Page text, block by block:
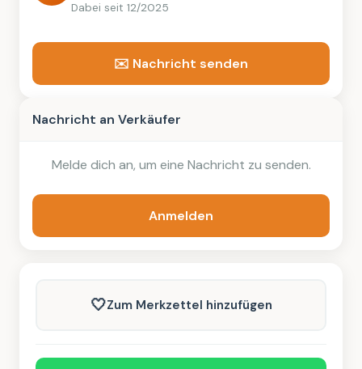
Dabei seit 12/2025
✉️ Nachricht senden
Nachricht an Verkäufer
Melde dich an, um eine Nachricht zu senden.
Anmelden
🤍Zum Merkzettel hinzufügen